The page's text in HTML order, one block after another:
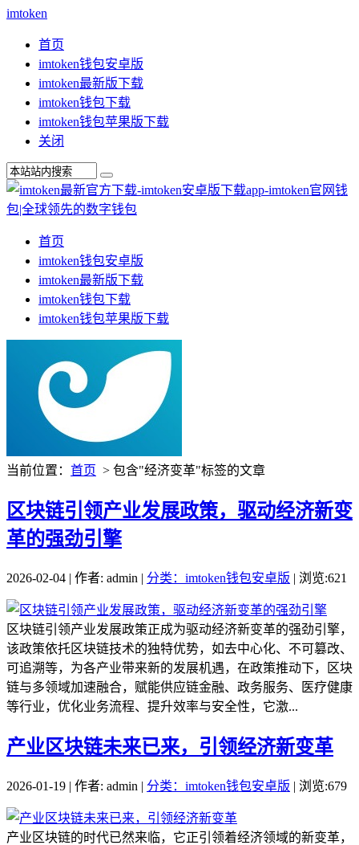
imtoken
首页
imtoken钱包安卓版
imtoken最新版下载
imtoken钱包下载
imtoken钱包苹果版下载
关闭
首页
imtoken钱包安卓版
imtoken最新版下载
imtoken钱包下载
imtoken钱包苹果版下载
当前位置： 首页 > 包含"经济变革"标签的文章
区块链引领产业发展政策，驱动经济新变
革的强劲引擎
2026-02-04 | 作者: admin | 分类：imtoken钱包安卓版 | 浏览:621
区块链引领产业发展政策正成为驱动经济新变革的强劲引擎，
该政策依托区块链技术的独特优势，如去中心化、不可篡改、
可追溯等，为各产业带来新的发展机遇，在政策推动下，区块
链与多领域加速融合，赋能供应链金融、政务服务、医疗健康
等行业，优化业务流程、提升效率与安全性，它激...
产业区块链未来已来，引领经济新变革
2026-01-19 | 作者: admin | 分类：imtoken钱包安卓版 | 浏览:679
产业区块链的时代已然来临，它正引领着经济领域的新变革，